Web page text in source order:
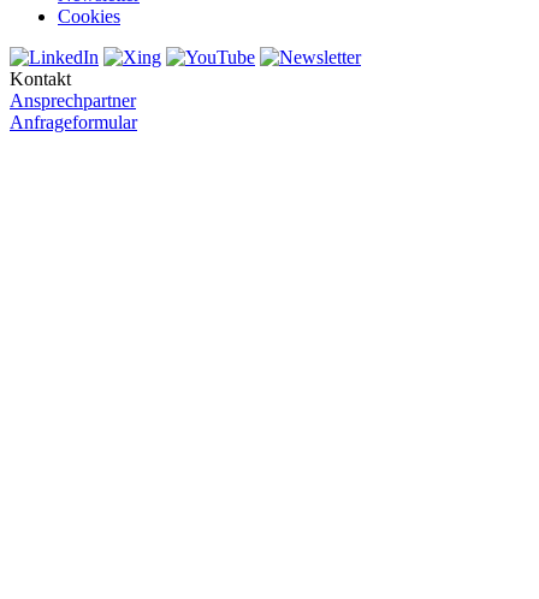
Cookies
Kontakt
Ansprechpartner
Anfrageformular